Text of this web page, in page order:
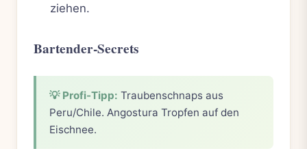
ziehen.
Bartender-Secrets
💡 Profi-Tipp: Traubenschnaps aus
Peru/Chile. Angostura Tropfen auf den
Eischnee.